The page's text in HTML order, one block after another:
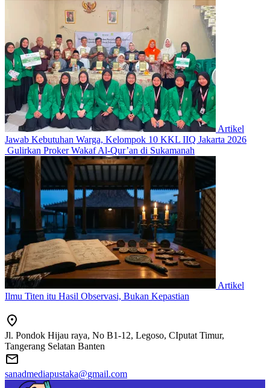
Artikel
Jawab Kebutuhan Warga, Kelompok 10 KKL IIQ Jakarta 2026
Gulirkan Proker Wakaf Al-Qur’an di Sukamanah
Artikel
Ilmu Titen itu Hasil Observasi, Bukan Kepastian
Jl. Pondok Hijau raya, No B1-12, Legoso, CIputat Timur,
Tangerang Selatan Banten
sanadmediapustaka@gmail.com